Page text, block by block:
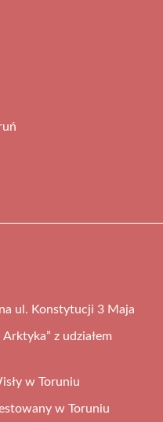
ul. Konstytucji 3 Maja
z udziałem
w Toruniu
w Toruniu